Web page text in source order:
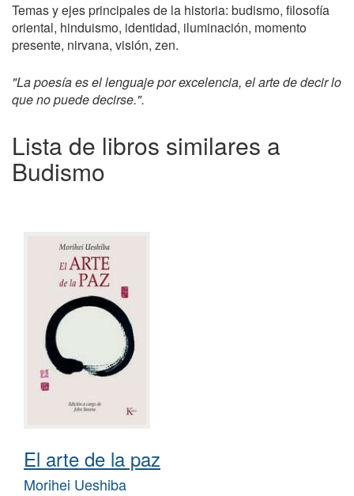
Temas y ejes principales de la historia: budismo, filosofía
oriental, hinduismo, identidad, iluminación, momento
presente, nirvana, visión, zen.
"La poesía es el lenguaje por excelencia, el arte de decir lo
que no puede decirse.".
Lista de libros similares a
Budismo
El arte de la paz
Morihei Ueshiba